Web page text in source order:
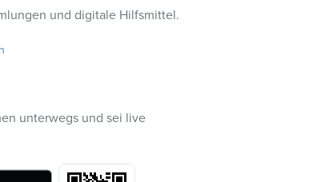
und digitale Hilfsmittel.
unterwegs und sei live